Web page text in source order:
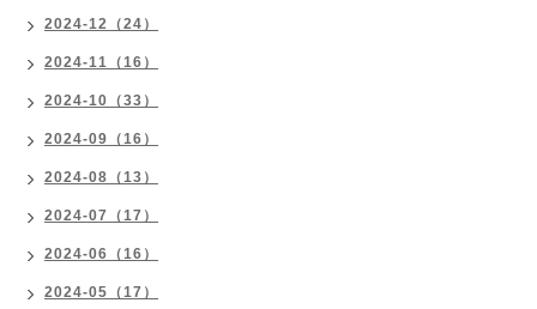
2024-12（24）
2024-11（16）
2024-10（33）
2024-09（16）
2024-08（13）
2024-07（17）
2024-06（16）
2024-05（17）